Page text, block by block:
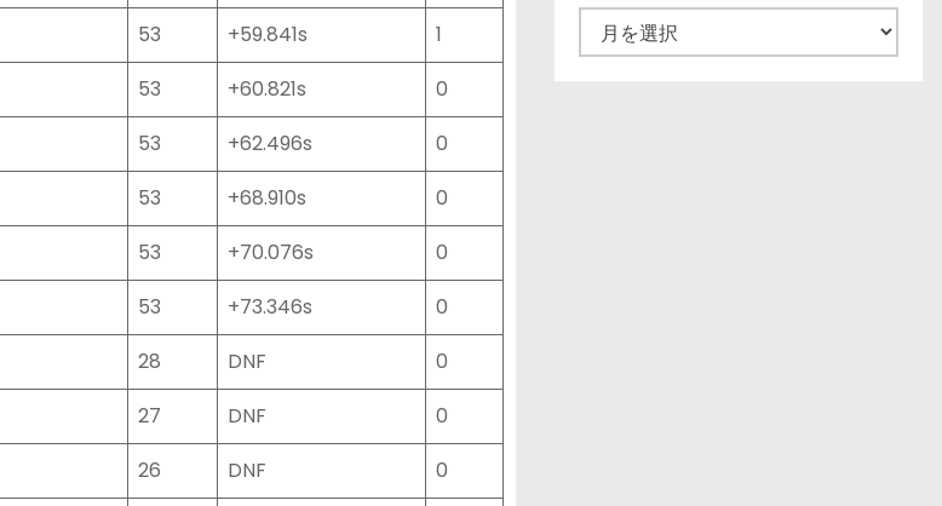
53 +59.841s
1
53 +60.821s
0
53 +62.496s
0
53 +68.910s
0
53 +70.076s
0
53 +73.346s
0
28 DNF
0
27 DNF
0
26 DNF
0
ュ